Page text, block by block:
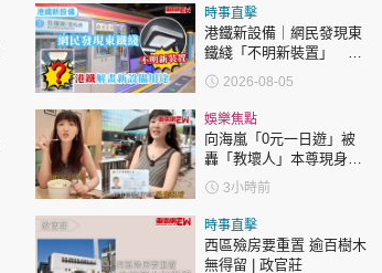
時事直擊
港鐵新設備｜網民發現東
鐵綫「不明新裝置」 港
鐵解畫新設備用途
2026-08-05
娛樂焦點
向海嵐「0元一日遊」被
轟「教壞人」本尊現身回
應網民
3小時前
時事直擊
西區殮房要重置 逾百樹木
無得留 | 政官莊